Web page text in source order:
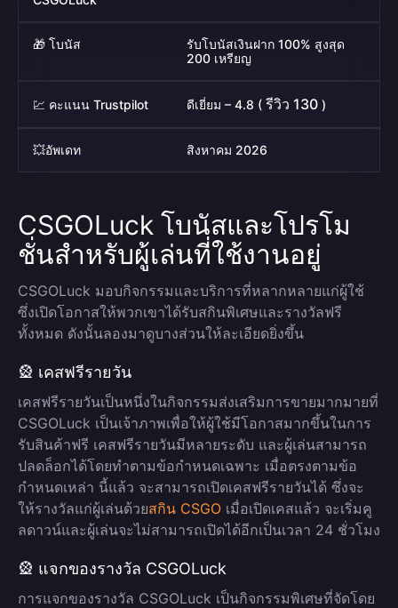
🎁 โบนัส
รับโบนัสเงินฝาก 100% สูงสุด
200 เหรียญ
💹 คะแนน Trustpilot ดีเยี่ยม – 4.8 ( รีวิว 130 )
💥อัพเดท สิงหาคม 2026
CSGOLuck โบนัสและโปรโม
ชั่นสำหรับผู้เล่นที่ใช้งานอยู่
CSGOLuck มอบกิจกรรมและบริการที่หลากหลายแก่ผู้ใช้
ซึ่งเปิดโอกาสให้พวกเขาได้รับสกินพิเศษและรางวัลฟรี
ทั้งหมด ดังนั้นลองมาดูบางส่วนให้ละเอียดยิ่งขึ้น
🎡 เคสฟรีรายวัน
เคสฟรีรายวันเป็นหนึ่งในกิจกรรมส่งเสริมการขายมากมายที่
CSGOLuck เป็นเจ้าภาพเพื่อให้ผู้ใช้มีโอกาสมากขึ้นในการ
รับสินค้าฟรี เคสฟรีรายวันมีหลายระดับ และผู้เล่นสามารถ
ปลดล็อกได้โดยทำตามข้อกำหนดเฉพาะ เมื่อตรงตามข้อ
กำหนดเหล่า นี้แล้ว จะสามารถเปิดเคสฟรีรายวันได้ ซึ่งจะ
ให้รางวัลแก่ผู้เล่นด้วยสกิน CSGO เมื่อเปิดเคสแล้ว จะเริ่มคู
ลดาวน์และผู้เล่นจะไม่สามารถเปิดได้อีกเป็นเวลา 24 ชั่วโมง
🎡 แจกของรางวัล CSGOLuck
การแจกของรางวัล CSGOLuck เป็นกิจกรรมพิเศษที่จัดโดย